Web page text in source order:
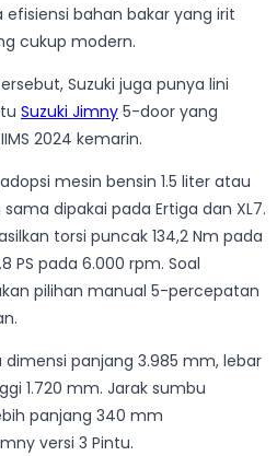
bahan bakar yang irit
cukup modern.
Suzuki juga punya lini
Suzuki Jimny 5-door yang
2024 kemarin.
mesin bensin 1.5 liter atau
sama dipakai pada Ertiga dan XL7.
torsi puncak 134,2 Nm pada
PS pada 6.000 rpm. Soal
pilihan manual 5-percepatan
panjang 3.985 mm, lebar
1.720 mm. Jarak sumbu
panjang 340 mm
versi 3 Pintu.